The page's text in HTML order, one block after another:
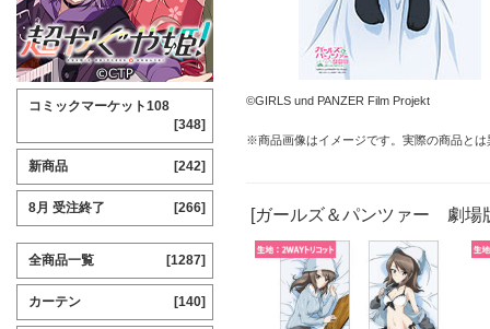
©GIRLS und PANZER Film Projekt
※商品画像はイメージです。実際の商品と
[ガールズ＆パンツァー 劇場
コミックマーケット108
[348]
新商品 [242]
8月 受注終了 [266]
全商品一覧 [1287]
カーテン [140]